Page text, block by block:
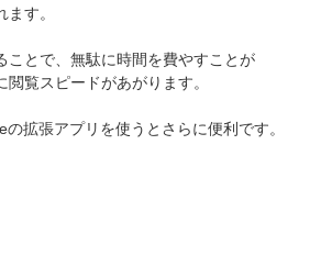
す。
ことで、無駄に時間を費やすことが
覧スピードがあがります。
拡張アプリを使うとさらに便利です。